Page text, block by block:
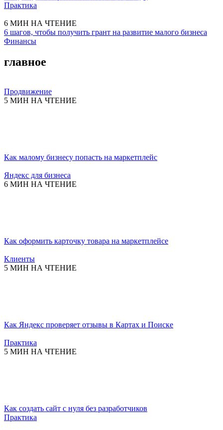
Практика
6 МИН НА ЧТЕНИЕ
6 шагов, чтобы получить грант на развитие малого бизнеса
Финансы
главное
Продвижение
5 МИН НА ЧТЕНИЕ
Как малому бизнесу попасть на маркетплейс
Яндекс для бизнеса
6 МИН НА ЧТЕНИЕ
Как оформить карточку товара на маркетплейсе
Клиенты
5 МИН НА ЧТЕНИЕ
Как Яндекс проверяет отзывы в Картах и Поиске
Практика
5 МИН НА ЧТЕНИЕ
Как создать сайт с нуля без разработчиков
Практика